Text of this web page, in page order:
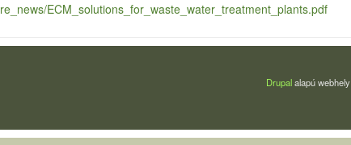
ECM_solutions_for_waste_water_treatment_plants.pdf
Drupalalapú webhely